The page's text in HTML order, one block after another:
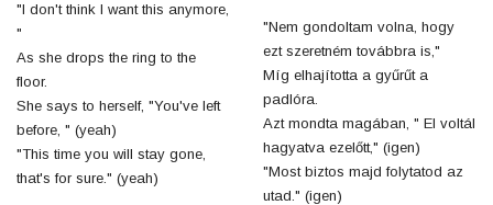
"I don't think I want this anymore,
"
As she drops the ring to the
floor.
She says to herself, "You've left
before, " (yeah)
"This time you will stay gone,
that's for sure." (yeah)
"Nem gondoltam volna, hogy
ezt szeretném továbbra is,"
Míg elhajította a gyűrűt a
padlóra.
Azt mondta magában, " El voltál
hagyatva ezelőtt," (igen)
"Most biztos majd folytatod az
utad." (igen)